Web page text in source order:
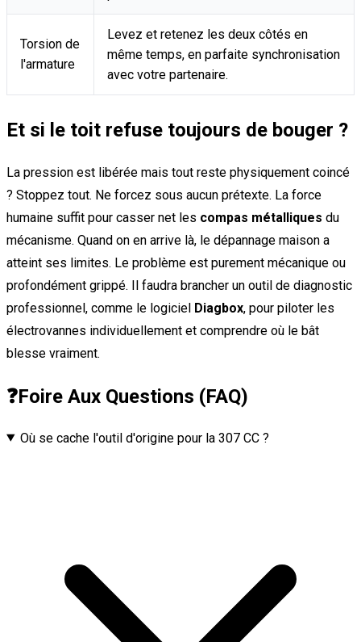
Torsion de
l'armature
Levez et retenez les deux côtés en
même temps, en parfaite synchronisation
avec votre partenaire.
Et si le toit refuse toujours de bouger ?
La pression est libérée mais tout reste physiquement coincé
? Stoppez tout. Ne forcez sous aucun prétexte. La force
humaine suffit pour casser net les compas métalliques du
mécanisme. Quand on en arrive là, le dépannage maison a
atteint ses limites. Le problème est purement mécanique ou
profondément grippé. Il faudra brancher un outil de diagnostic
professionnel, comme le logiciel Diagbox, pour piloter les
électrovannes individuellement et comprendre où le bât
blesse vraiment.
❓Foire Aux Questions (FAQ)
Où se cache l'outil d'origine pour la 307 CC ?